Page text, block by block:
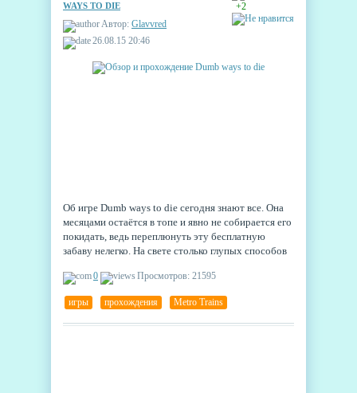
+2
WAYS TO DIE
Автор: Glavvred
26.08.15 20:46
Об игре Dumb ways to die сегодня знают все. Она
месяцами остаётся в топе и явно не собирается его
покидать, ведь переплюнуть эту бесплатную
забаву нелегко. На свете столько глупых способов
забавных человечков!
0 Просмотров: 21595
игры прохождения Metro Trains